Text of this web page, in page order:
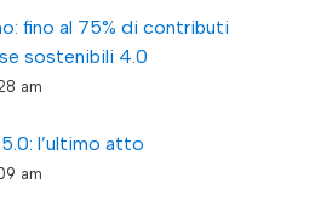
fino al 75% di contributi
sostenibili 4.0
am
l’ultimo atto
am